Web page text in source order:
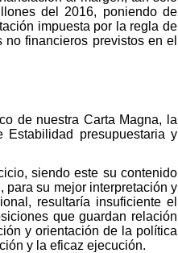
del 2016, poniendo de
impuesta por la regla de
financieros previstos en el
de nuestra Carta Magna, la
presupuestaria y
siendo este su contenido
para su mejor interpretación y
resultaría insuficiente el
que guardan relación
y orientación de la política
y la eficaz ejecución.